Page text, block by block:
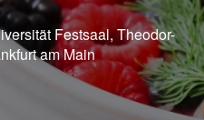
Festsaal, Theodor-
am Main